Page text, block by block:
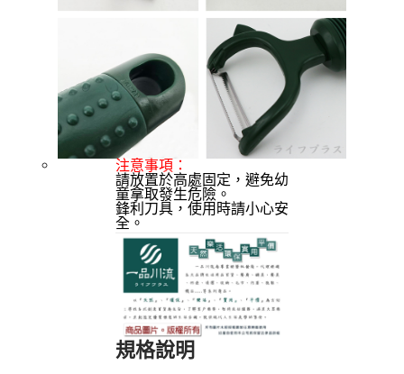
每筆NT$150，滿NT$3,000(含以上)免運費
注意事項：
請放置於高處固定，避免幼
童拿取發生危險。
鋒利刀具，使用時請小心安
全。
規格說明